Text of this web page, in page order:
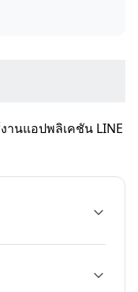
นแอปพลิเคชัน LINE